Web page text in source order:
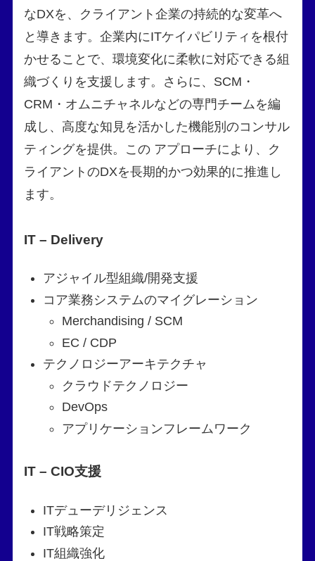
なDXを、クライアント企業の持続的な変革へ
と導きます。企業内にITケイパビリティを根付
かせることで、環境変化に柔軟に対応できる組
織づくりを支援します。さらに、SCM・
CRM・オムニチャネルなどの専門チームを編
成し、高度な知見を活かした機能別のコンサル
ティングを提供。この アプローチにより、ク
ライアントのDXを長期的かつ効果的に推進し
ます。
IT – Delivery
アジャイル型組織/開発支援
コア業務システムのマイグレーション
Merchandising / SCM
EC / CDP
テクノロジーアーキテクチャ
クラウドテクノロジー
DevOps
アプリケーションフレームワーク
IT – CIO支援
ITデューデリジェンス
IT戦略策定
IT組織強化